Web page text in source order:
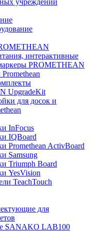
учреждений
интерактивные
PROMETHEAN
UpgradeKit
для досок и
InFocus
IQBoard
Promethean ActivBoard
Samsung
Triumph Board
YesVision
TeachTouch
для
SANAKO LAB100